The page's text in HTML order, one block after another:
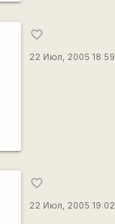
favorite_border
22 Июл, 2005 18:59
favorite_border
22 Июл, 2005 19:02